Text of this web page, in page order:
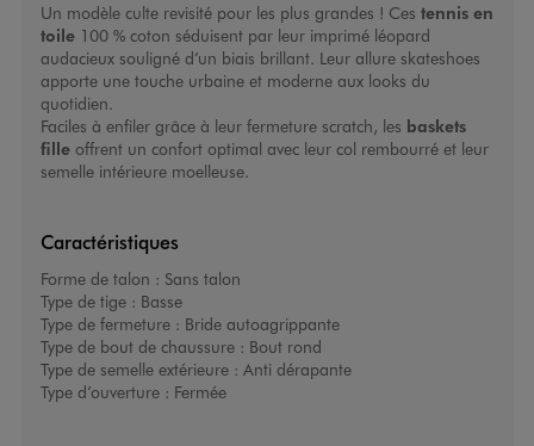
Un modèle culte revisité pour les plus grandes ! Ces tennis en
toile100 % coton séduisent par leur imprimé léopard
audacieux souligné d’un biais brillant. Leur allure skateshoes
apporte une touche urbaine et moderne aux looks du
quotidien.
Faciles à enfiler grâce à leur fermeture scratch, les baskets
filleoffrent un confort optimal avec leur col rembourré et leur
semelle intérieure moelleuse.
Caractéristiques
Forme de talon : Sans talon
Type de tige : Basse
Type de fermeture : Bride autoagrippante
Type de bout de chaussure : Bout rond
Type de semelle extérieure : Anti dérapante
Type d’ouverture : Fermée